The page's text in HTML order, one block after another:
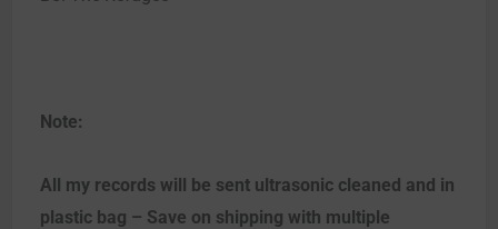
Note:
All my records will be sent ultrasonic cleaned and in
plastic bag – Save on shipping with multiple